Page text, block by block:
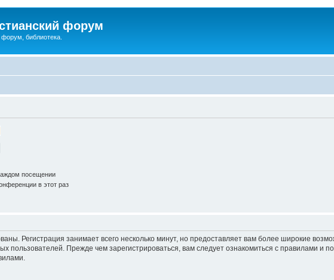
форум
библиотека.
посещении
в этот раз
Регистрация занимает всего несколько минут, но предоставляет вам более широкие
пользователей. Прежде чем зарегистрироваться, вам следует ознакомиться с правилами